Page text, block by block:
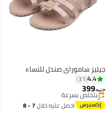
4
جيليز ساموراي صندل للنساء
4.4
31
جنيه399
#13 في صنادل مسطحة
توصيل مجاني
بتخلّص بسرعة
تم بيع +10 مؤخرًا
#13 في صنادل مسطحة احصل عليه خلال 7 - 8